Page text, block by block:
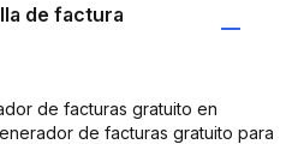
de factura
de facturas gratuito en
de facturas gratuito para